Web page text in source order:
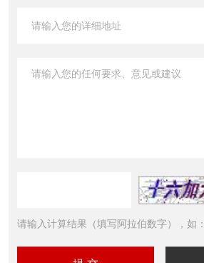
请输入计算结果（填写阿拉伯数字），如